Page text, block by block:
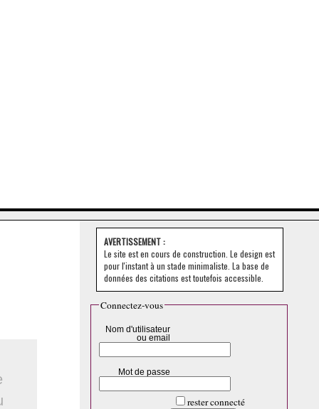
AVERTISSEMENT :
Le site est en cours de construction. Le design est
pour l'instant à un stade minimaliste. La base de
données des citations est toutefois accessible.
Connectez-vous
Nom d'utilisateur
ou email
Mot de passe
rester connecté